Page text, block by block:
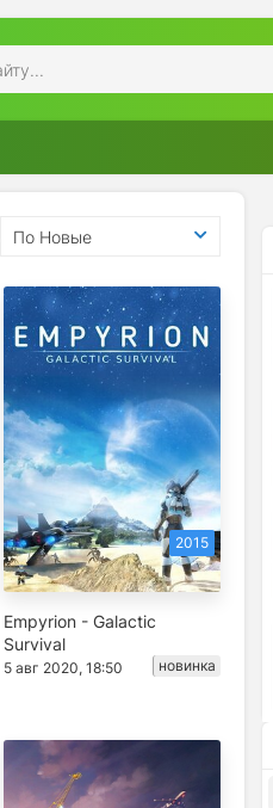
По Новые
2015
Empyrion - Galactic
Survival
5 авг 2020, 18:50 новинка